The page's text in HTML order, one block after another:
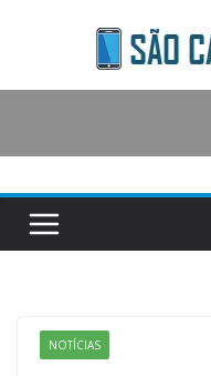
content
NOTÍCIAS